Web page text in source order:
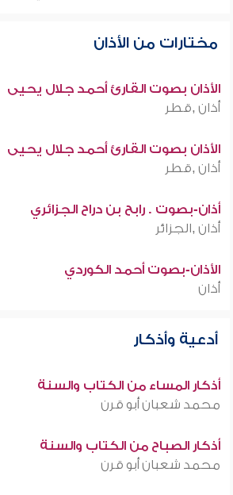
مختارات من الأذان
الأذان بصوت القارئ أحمد جلال يحيى
أذان ,قطر
الأذان بصوت القارئ أحمد جلال يحيى
أذان ,قطر
أذان-بصوت . رابح بن دراح الجزائري
أذان ,الجزائر
الأذان-بصوت أحمد الكوردي
أذان
أدعية وأذكار
أذكار المساء من الكتاب والسنة
محمد شعبان أبو قرن
أذكار الصباح من الكتاب والسنة
محمد شعبان أبو قرن